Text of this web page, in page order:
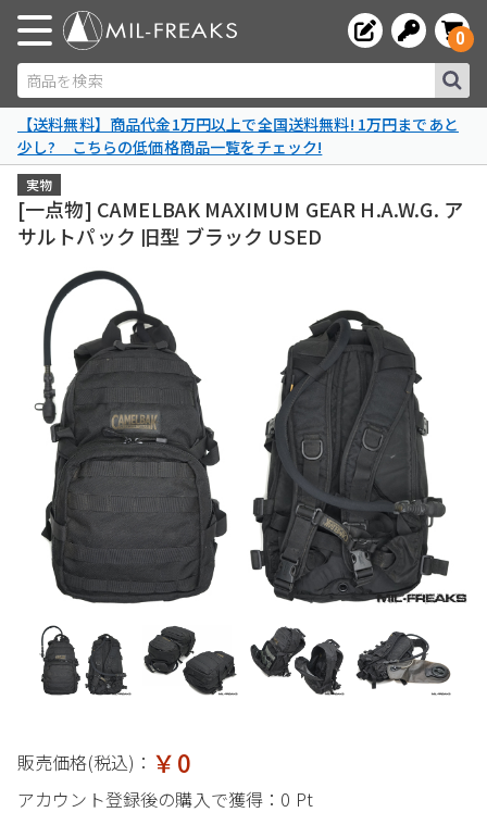
商品を検索
0
【送料無料】商品代金1万円以上で全国送料無料! 1万円まであと
少し? こちらの低価格商品一覧をチェック!
実物
[一点物] CAMELBAK MAXIMUM GEAR H.A.W.G. ア
サルトパック 旧型 ブラック USED
販売価格(税込)： ￥0
アカウント登録後の購入で獲得： 0 Pt